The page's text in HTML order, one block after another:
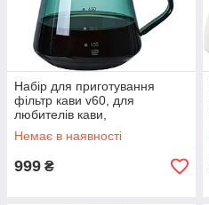
Набір для приготування
фільтр кави v60, для
любителів кави,
подарунковий ceramic 02,
скляний пуровер, для
Немає в наявності
999 ₴